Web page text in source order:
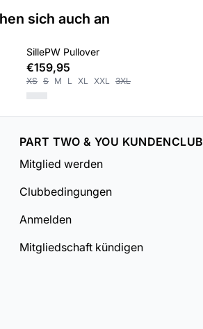
sich auch an
SillePW Pullover
€159,95
XS S M L XL XXL 3XL
PART TWO & YOU KUNDENCLUB
Mitglied werden
Clubbedingungen
Anmelden
Mitgliedschaft kündigen